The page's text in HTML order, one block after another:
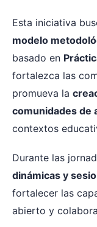
Esta iniciativa
modelo
basado en
fortalezca las
promueva la
comunidades de
contextos
Durante las
dinámicas y
fortalecer las
abierto y